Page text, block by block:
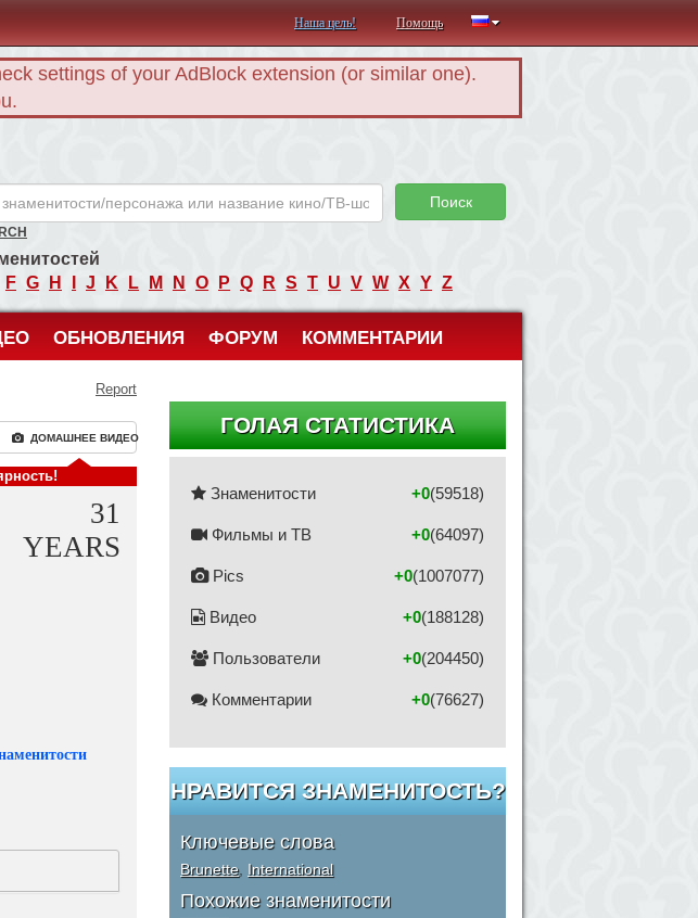
Наша цель! Помощь
settings of your AdBlock extension (or similar one).
Поиск
F G H J K L M N O P Q R S T U V W X Y Z
ОБНОВЛЕНИЯ ФОРУМ КОММЕНТАРИИ
Report
ДОМАШНЕЕ ВИДЕО
31
YEARS
ГОЛАЯ СТАТИСТИКА
Знаменитости (59518)
+0
Фильмы и ТВ (64097)
+0
Pics (1007077)
+0
Видео (188128)
+0
Пользователи (204450)
+0
Комментарии (76627)
+0
НРАВИТСЯ ЗНАМЕНИТОСТЬ?
Ключевые слова
Brunette, International
Похожие знаменитости